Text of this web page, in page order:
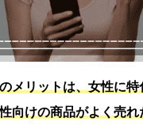
メリットは、女性に
向けの商品がよく売